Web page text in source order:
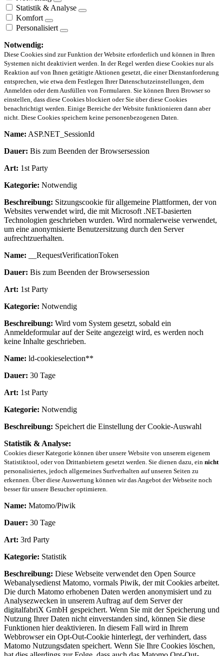
Statistik & Analyse
Komfort
Personalisiert
Notwendig:
Diese Cookies sind zur Funktion der Website erforderlich und können in Ihren
Systemen nicht deaktiviert werden. In der Regel werden diese Cookies nur als
Reaktion auf von Ihnen getätigte Aktionen gesetzt, die einer Dienstanforderung
entsprechen, wie etwa dem Festlegen Ihrer Datenschutzeinstellungen, dem
Anmelden oder dem Ausfüllen von Formularen. Sie können Ihren Browser so
einstellen, dass diese Cookies blockiert oder Sie über diese Cookies
benachrichtigt werden. Einige Bereiche der Website funktionieren dann aber
nicht. Diese Cookies speichern keine personenbezogenen Daten.
Name: ASP.NET_SessionId
Dauer: Bis zum Beenden der Browsersession
Art: 1st Party
Kategorie: Notwendig
Beschreibung: Sitzungscookie für allgemeine Plattformen, der von
Websites verwendet wird, die mit Microsoft .NET-basierten
Technologien geschrieben wurden. Wird normalerweise verwendet,
um eine anonymisierte Benutzersitzung durch den Server
aufrechtzuerhalten.
Name: __RequestVerificationToken
Dauer: Bis zum Beenden der Browsersession
Art: 1st Party
Kategorie: Notwendig
Beschreibung: Wird vom System gesetzt, sobald ein
Anmeldeformular auf der Seite angezeigt wird, es werden noch
keine Inhalte geschrieben.
Name: ld-cookieselection**
Dauer: 30 Tage
Art: 1st Party
Kategorie: Notwendig
Beschreibung: Speichert die Einstellung der Cookie-Auswahl
Statistik & Analyse:
Cookies dieser Kategorie können über unsere Website von unserem eigenem
Statistiktool, oder von Drittanbietern gesetzt werden. Sie dienen dazu, ein nicht
personalisiertes, jedoch allgemeines Surfverhalten auf unseren Seiten zu
erkennen. Über diese Auswertung können wir das Angebot der Webseite noch
besser für unsere Besucher optimieren.
Name: Matomo/Piwik
Dauer: 30 Tage
Art: 3rd Party
Kategorie: Statistik
Beschreibung: Diese Webseite verwendet den Open Source
Webanalysedienst Matomo, vormals Piwik, der mit Cookies arbeitet.
Die durch Matomo erhobenen Daten werden anonymisiert und zu
Analysezwecken in unserem Auftrag auf dem Server der
digitalfabriX GmbH gespeichert. Wenn Sie mit der Speicherung und
Nutzung Ihrer Daten nicht einverstanden sind, können Sie diese
Funktionen hier deaktivieren. In diesem Fall wird in Ihrem
Webbrowser ein Opt-Out-Cookie hinterlegt, der verhindert, dass
Matomo Nutzungsdaten speichert. Wenn Sie Ihre Cookies löschen,